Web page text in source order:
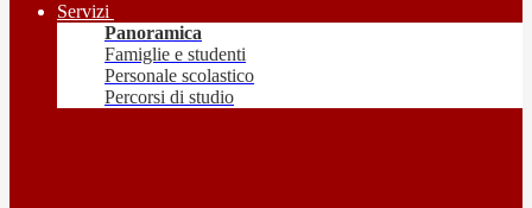
Servizi
Panoramica
Famiglie e studenti
Personale scolastico
Percorsi di studio